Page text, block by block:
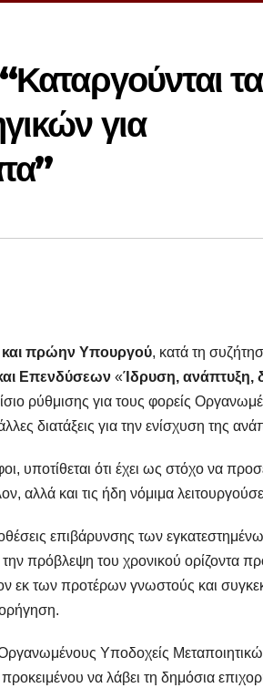
για
πρώην Υπουργού, κατά τη
Επενδύσεων «Ίδρυση, ανάπτυξη,
ρύθμισης για τους φορείς
διατάξεις για την ενίσχυση της
υποτίθεται ότι έχει ως στόχο να
αλλά και τις ήδη νόμιμα
επιβάρυνσης των
πρόβλεψη του χρονικού ορίζοντα
εκ των προτέρων γνωστούς και
Υποδοχείς
να λάβει τη δημόσια